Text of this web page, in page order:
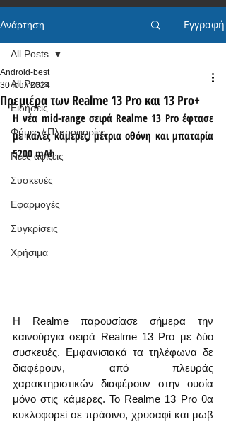
Ανάρτηση Εγγραφή
All Posts
Ειδήσεις
Φήμες / Πληροφορίες
Νέες αφίξεις
Συσκευές
Εφαρμογές
Συγκρίσεις
Χρήσιμα
All Posts
Πρεμιέρα των Realme 13 Pro και 13 Pro+
Android-best
30 Ιουλ 2024
Η νέα mid-range σειρά Realme 13 Pro έφτασε
με καλές κάμερες, μέτρια οθόνη και μπαταρία
5200 mAh
Η Realme παρουσίασε σήμερα την
καινούργια σειρά Realme 13 Pro με δύο
συσκευές. Εμφανισιακά τα τηλέφωνα δε
διαφέρουν, από πλευράς
χαρακτηριστικών διαφέρουν στην ουσία
μόνο στις κάμερες. Το Realme 13 Pro θα
κυκλοφορεί σε πράσινο, χρυσαφί και μωβ